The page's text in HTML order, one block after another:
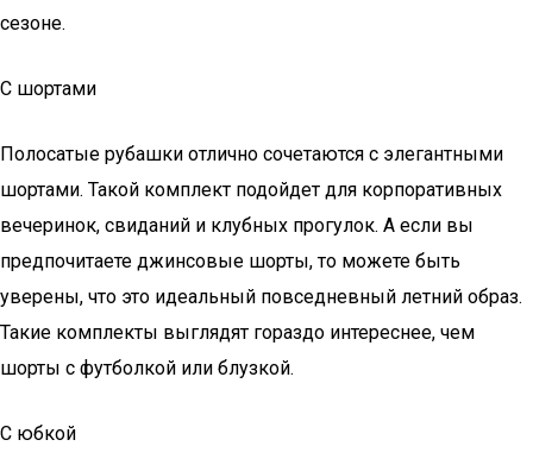
сезоне.
С шортами
Полосатые рубашки отлично сочетаются с элегантными
шортами. Такой комплект подойдет для корпоративных
вечеринок, свиданий и клубных прогулок. А если вы
предпочитаете джинсовые шорты, то можете быть
уверены, что это идеальный повседневный летний образ.
Такие комплекты выглядят гораздо интереснее, чем
шорты с футболкой или блузкой.
С юбкой